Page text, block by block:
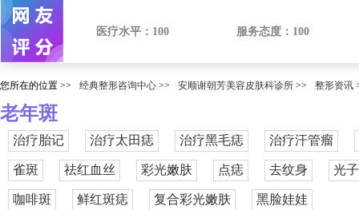
医疗水平： 100 服务态度： 100
您所在的位置 >> 经典整形咨询中心 >> 安顺谢朝芳美容皮肤科诊所 >> 整形资讯
老年斑
治疗胎记 治疗太田痣 治疗黑毛痣 治疗汗管瘤
雀斑 祛红血丝 彩光嫩肤 点痣 去纹身 光
咖啡斑 鲜红斑痣 复合彩光嫩肤 黑脸娃娃